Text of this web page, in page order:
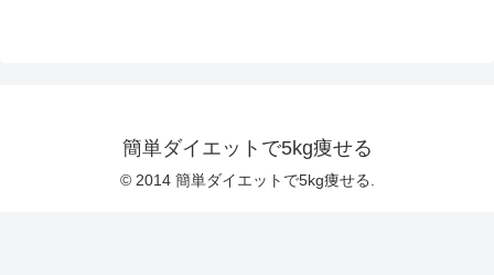
簡単ダイエットで5kg痩せる
© 2014 簡単ダイエットで5kg痩せる.